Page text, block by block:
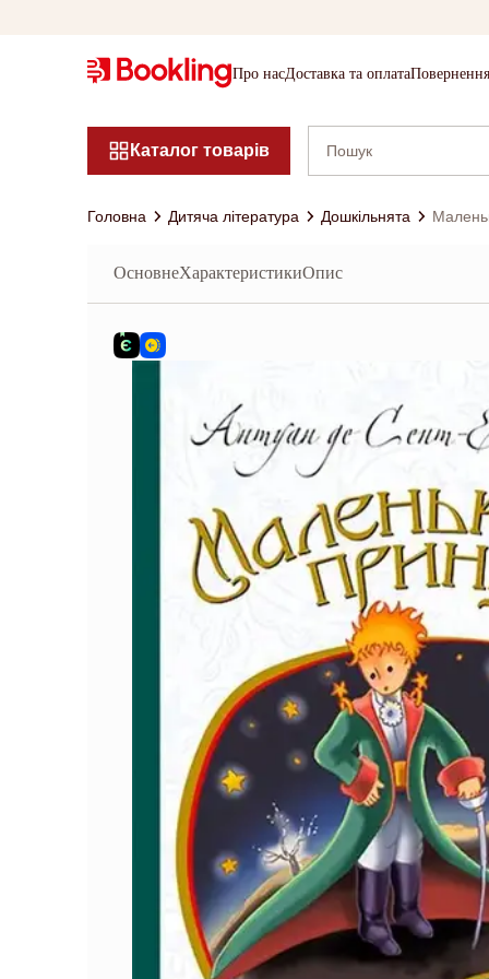
Про насДоставка та оплата
Каталог товарів
Головна Дитяча література Дошкільнята
ОсновнеХарактеристикиОпис